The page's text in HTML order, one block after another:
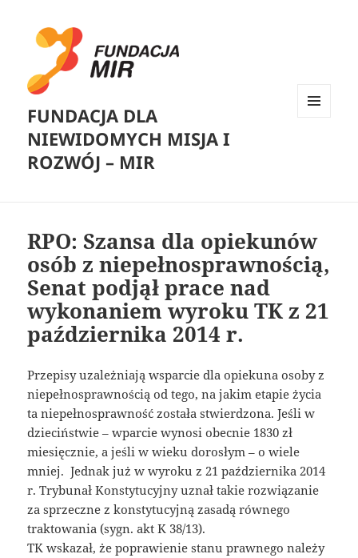
FUNDACJA DLA
NIEWIDOMYCH MISJA I
ROZWÓJ – MIR
RPO: Szansa dla opiekunów
osób z niepełnosprawnością,
Senat podjął prace nad
wykonaniem wyroku TK z 21
października 2014 r.
Przepisy uzależniają wsparcie dla opiekuna osoby z
niepełnosprawnością od tego, na jakim etapie życia
ta niepełnosprawność została stwierdzona. Jeśli w
dzieciństwie – wparcie wynosi obecnie 1830 zł
miesięcznie, a jeśli w wieku dorosłym – o wiele
mniej. Jednak już w wyroku z 21 października 2014
r. Trybunał Konstytucyjny uznał takie rozwiązanie
za sprzeczne z konstytucyjną zasadą równego
traktowania (sygn. akt K 38/13).
TK wskazał, że poprawienie stanu prawnego należy